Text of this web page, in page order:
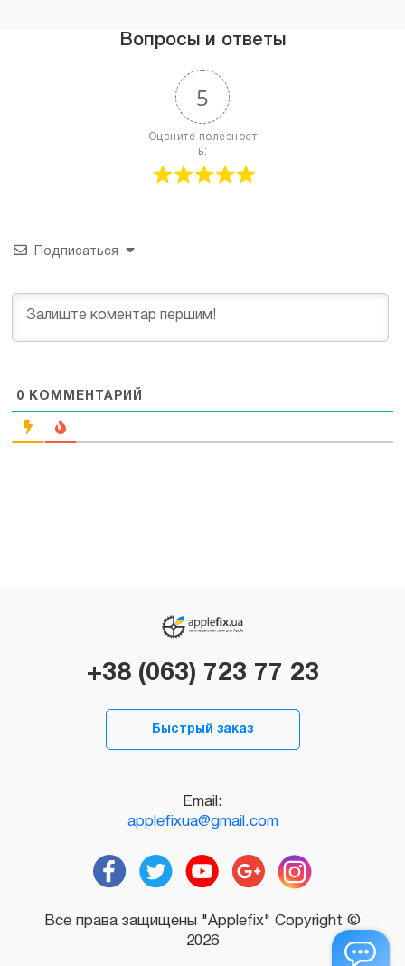
Вопросы и ответы
5
Оцените полезност
ь:
Подписаться
0 КОММЕНТАРИЙ
+38 (063) 723 77 23
Быстрый заказ
Email:
applefixua@gmail.com
Все права защищены "Applefix" Copyright ©
2026